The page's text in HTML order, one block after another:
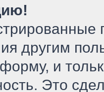
другим
и
Это